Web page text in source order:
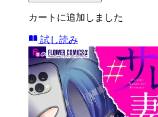
カートに追加しました
試し読み